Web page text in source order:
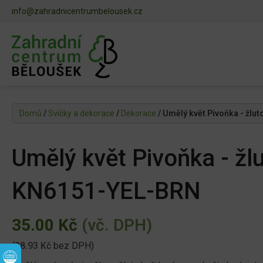
info@zahradnicentrumbelousek.cz
Domů /Svíčky a dekorace / Dekorace / Umělý květ Pivoňka -
Umělý květ Pivoňka -
KN6151-YEL-BRN
35.00 Kč (vč. DPH)
(28.93 Kč bez DPH)